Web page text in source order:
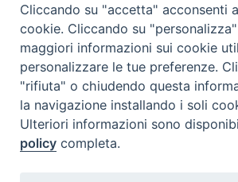
o
k
r
s
d
n
d
Le Maddalena:
presentazione del libro di don
Nicola Mattia a San Martino in
Pensilis
Termoli,
preghiera
Cliccando su "accetta" acconsenti
cookie. Cliccando su
maggiori informazioni sui cookie
personalizzare le tue preferenze.
"rifiuta" o chiudendo questa
la navigazione installando i soli
Ulteriori informazioni sono
policy completa.